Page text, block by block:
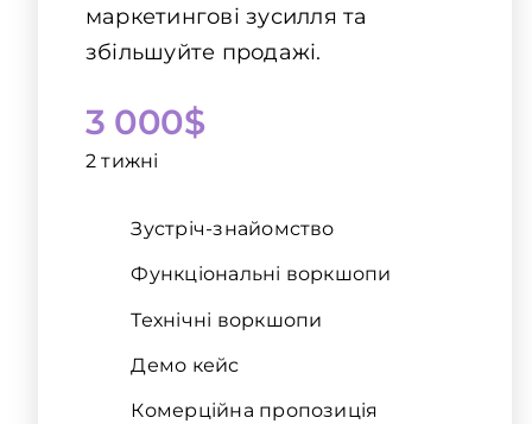
маркетингові зусилля та
збільшуйте продажі.
3 000$
2 тижні
Зустріч-знайомство
Функціональні воркшопи
Технічні воркшопи
Демо кейс
Комерційна пропозиція